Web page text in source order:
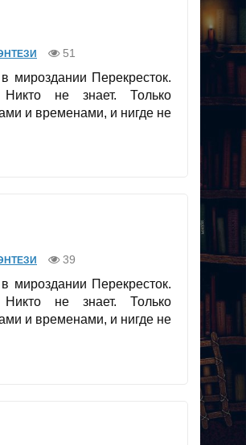
51
мироздании Перекресток.
Никто не знает. Только
и временами, и нигде не
39
мироздании Перекресток.
Никто не знает. Только
и временами, и нигде не